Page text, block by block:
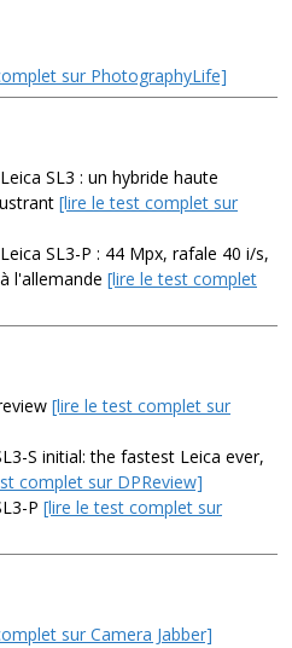
sur PhotographyLife]
SL3 : un hybride haute
[lire le test complet sur
SL3-P : 44 Mpx, rafale 40 i/s,
l'allemande [lire le test complet
[lire le test complet sur
S initial: the fastest Leica ever,
complet sur DPReview]
P [lire le test complet sur
sur Camera Jabber]